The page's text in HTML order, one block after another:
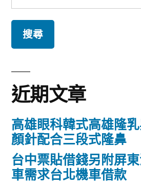
尋
鍵
字:
近期文章
高雄眼科韓式高雄隆
顏針配合三段式隆鼻
台中票貼借錢另附屏
車需求台北機車借款